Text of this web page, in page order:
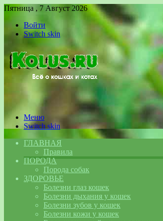
Пятница , 7 Август 2026
Войти
Switch skin
Меню
Switch skin
ГЛАВНАЯ
Правила
ПОРОДА
Порода собак
ЗДОРОВЬЕ
Болезни глаз кошек
Болезни дыхания у кошек
Болезни зубов у кошек
Болезни кожи у кошек